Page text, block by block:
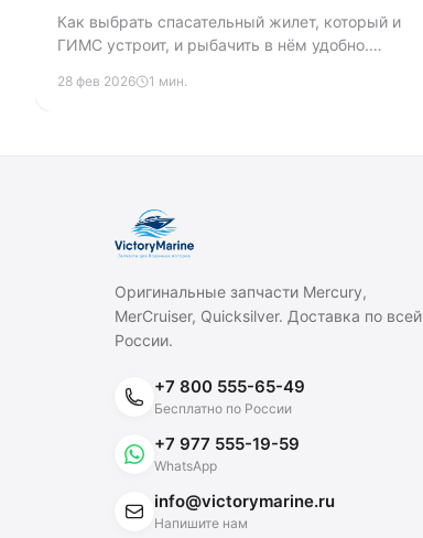
Как выбрать спасательный жилет, который и
ГИМС устроит, и рыбачить в нём удобно.
размеры, плавучесть, что проверяют
28 фев 2026 1 мин.
Оригинальные запчасти Mercury,
MerCruiser, Quicksilver. Доставка по всей
России.
+7 800 555-65-49
Бесплатно по России
+7 977 555-19-59
WhatsApp
info@victorymarine.ru
Напишите нам